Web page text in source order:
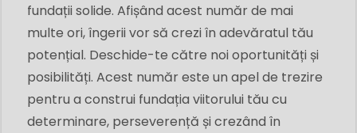
fundații solide. Afișând acest număr de mai
multe ori, îngerii vor să crezi în adevăratul tău
potențial. Deschide-te către noi oportunități și
posibilități. Acest număr este un apel de trezire
pentru a construi fundația viitorului tău cu
determinare, perseverență și crezând în